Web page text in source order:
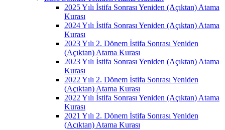
2025 Yılı İstifa Sonrası Yeniden (Açıktan) Atama
Kurası
2024 Yılı İstifa Sonrası Yeniden (Açıktan) Atama
Kurası
2023 Yılı 2. Dönem İstifa Sonrası Yeniden
(Açıktan) Atama Kurası
2023 Yılı İstifa Sonrası Yeniden (Açıktan) Atama
Kurası
2022 Yılı 2. Dönem İstifa Sonrası Yeniden
(Açıktan) Atama Kurası
2022 Yılı İstifa Sonrası Yeniden (Açıktan) Atama
Kurası
2021 Yılı 2. Dönem İstifa Sonrası Yeniden
(Açıktan) Atama Kurası